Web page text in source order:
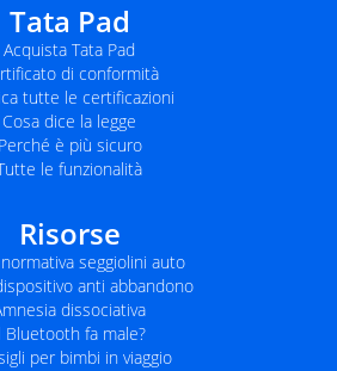
Tata Pad
Acquista Tata Pad
di conformità
tutte le certificazioni
Cosa dice la legge
Perché è più sicuro
le funzionalità
Risorse
seggiolini auto
anti abbandono
dissociativa
Bluetooth fa male?
per bimbi in viaggio